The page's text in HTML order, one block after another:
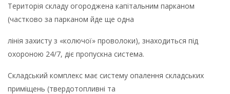
Територія складу огороджена капітальним парканом
(частково за парканом йде ще одна
лінія захисту з «колючої» проволоки), знаходиться під
охороною 24/7, діє пропускна система.
Складський комплекс має систему опалення складських
приміщень (твердотопливні та